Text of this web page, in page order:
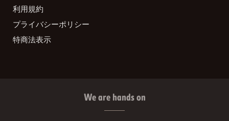
利用規約
プライバシーポリシー
特商法表示
We are hands on